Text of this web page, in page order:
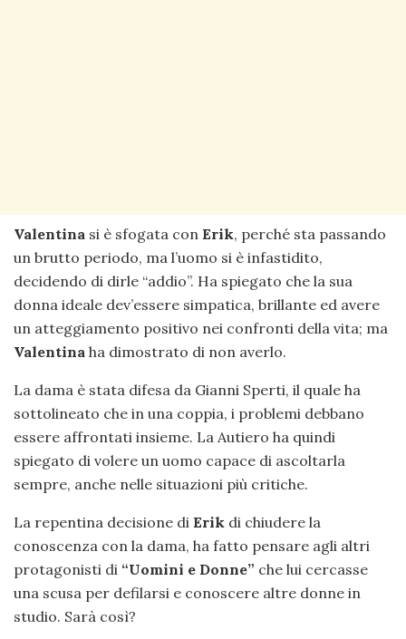
Valentina si è sfogata con Erik, perché sta passando
un brutto periodo, ma l’uomo si è infastidito,
decidendo di dirle “addio”. Ha spiegato che la sua
donna ideale dev’essere simpatica, brillante ed avere
un atteggiamento positivo nei confronti della vita; ma
Valentina ha dimostrato di non averlo.
La dama è stata difesa da Gianni Sperti, il quale ha
sottolineato che in una coppia, i problemi debbano
essere affrontati insieme. La Autiero ha quindi
spiegato di volere un uomo capace di ascoltarla
sempre, anche nelle situazioni più critiche.
La repentina decisione di Erik di chiudere la
conoscenza con la dama, ha fatto pensare agli altri
protagonisti di “Uomini e Donne” che lui cercasse
una scusa per defilarsi e conoscere altre donne in
studio. Sarà così?